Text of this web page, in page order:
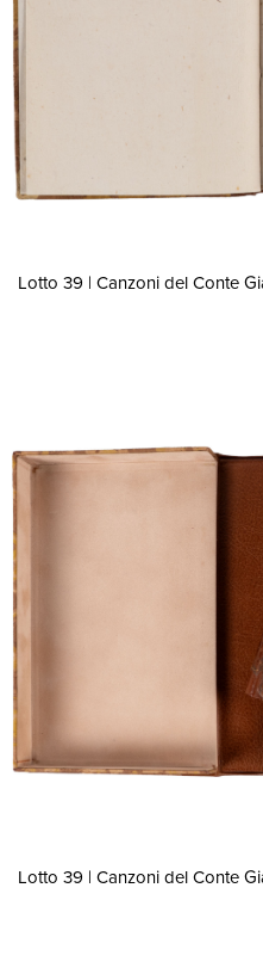
Lotto 39 | Canzoni del Conte
Lotto 39 | Canzoni del Conte